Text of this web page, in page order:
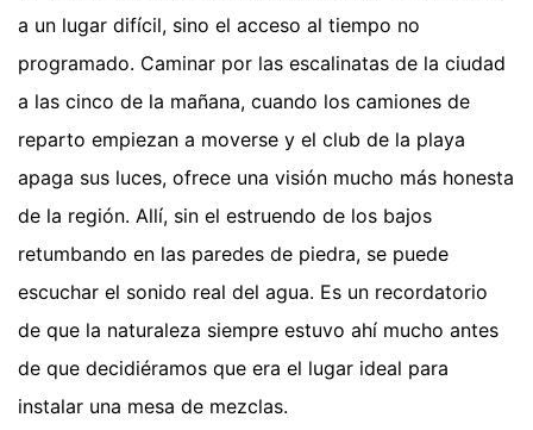
a un lugar difícil, sino el acceso al tiempo no
programado. Caminar por las escalinatas de la ciudad
a las cinco de la mañana, cuando los camiones de
reparto empiezan a moverse y el club de la playa
apaga sus luces, ofrece una visión mucho más honesta
de la región. Allí, sin el estruendo de los bajos
retumbando en las paredes de piedra, se puede
escuchar el sonido real del agua. Es un recordatorio
de que la naturaleza siempre estuvo ahí mucho antes
de que decidiéramos que era el lugar ideal para
instalar una mesa de mezclas.